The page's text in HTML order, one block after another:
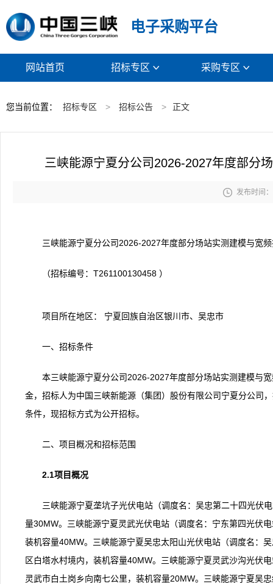
电子采购平台
网站首页 招标专区  采购专区 
您当前位置： 招标专区 > 招标公告 > 正文
三峡能源宁夏分公司2026-2027年度部分
 发布时间
三峡能源宁夏分公司2026-2027年度部分场站实测建模与宽
（招标编号：T261100130458 ）
项目所在地区： 宁夏回族自治区银川市、吴忠市
一、招标条件
本三峡能源宁夏分公司2026-2027年度部分场站实测建模与
金，招标人为中国三峡新能源（集团）股份有限公司宁夏分公司
条件，现招标方式为公开招标。
二、项目概况和招标范围
2.1项目概况
三峡能源宁夏垄坑子光伏电站（调度名：吴忠第二十四光伏
量30MW。三峡能源宁夏灵武光伏电站（调度名：宁东第四光伏
装机容量40MW。三峡能源宁夏吴忠太阳山光伏电站（调度名：
区白塔水村境内，装机容量40MW。三峡能源宁夏灵武沙沟光伏
灵武市白土岗乡向南七公里，装机容量20MW。三峡能源宁夏吴